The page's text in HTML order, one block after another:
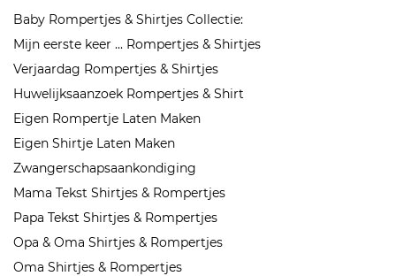
Baby Rompertjes & Shirtjes Collectie:
Mijn eerste keer ... Rompertjes & Shirtjes
Verjaardag Rompertjes & Shirtjes
Huwelijksaanzoek Rompertjes & Shirt
Eigen Rompertje Laten Maken
Eigen Shirtje Laten Maken
Zwangerschapsaankondiging
Mama Tekst Shirtjes & Rompertjes
Papa Tekst Shirtjes & Rompertjes
Opa & Oma Shirtjes & Rompertjes
Oma Shirtjes & Rompertjes